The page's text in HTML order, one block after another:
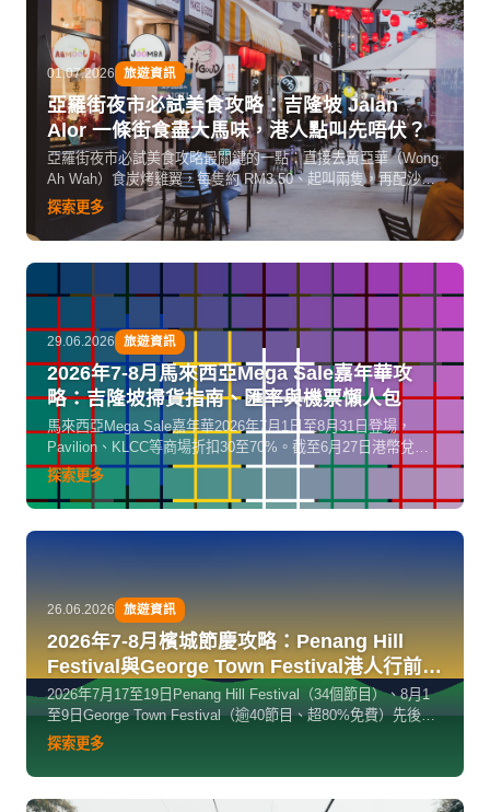
01.07.2026 旅遊資訊
亞羅街夜市必試美食攻略：吉隆坡 Jalan
Alor 一條街食盡大馬味，港人點叫先唔伏？
亞羅街夜市必試美食攻略最關鍵的一點：直接去黃亞華（Wong
Ah Wah）食炭烤雞翼，每隻約 RM3.50、起叫兩隻，再配沙
嗲、炒粿條同烤魔鬼魚。整條街約 500 米、超過 100 個攤檔，
傍晚 5 點開檔做到凌晨，由 Bukit Bintang 站步行 5 分鐘就
到。
探索更多
29.06.2026 旅遊資訊
2026年7-8月馬來西亞Mega Sale嘉年華攻
略：吉隆坡掃貨指南、匯率與機票懶人包
馬來西亞Mega Sale嘉年華2026年7月1日至8月31日登場，
Pavilion、KLCC等商場折扣30至70%。截至6月27日港幣兌馬
幣約0.5213，港人赴馬掃貨正當時。
探索更多
26.06.2026 旅遊資訊
2026年7-8月檳城節慶攻略：Penang Hill
Festival與George Town Festival港人行前指
南
2026年7月17至19日Penang Hill Festival（34個節目）、8月1
至9日George Town Festival（逾40節目、超80%免費）先後在
檳城登場。截至6月22日港幣兌馬幣約0.53，港人暑假出行首選
攻略。
探索更多